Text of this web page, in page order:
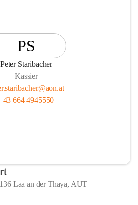
PS
Peter Staribacher
Kassier
664 4945550
Laa an der Thaya, AUT